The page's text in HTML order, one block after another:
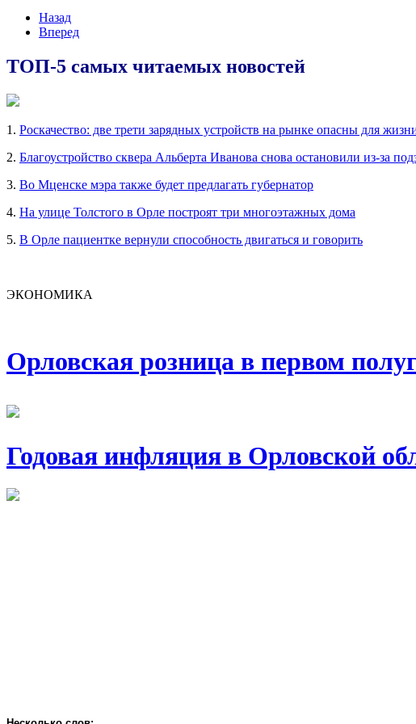
Назад
Вперед
ТОП-5 самых читаемых новостей
1. Роскачество: две трети зарядных устройств на рынке опасны для
2. Благоустройство сквера Альберта Иванова снова остановили из-за
3. Во Мценске мэра также будет предлагать губернатор
4. На улице Толстого в Орле построят три многоэтажных дома
5. В Орле пациентке вернули способность двигаться и говорить
ЭКОНОМИКА
Орловская розница в первом
Годовая инфляция в Орловской